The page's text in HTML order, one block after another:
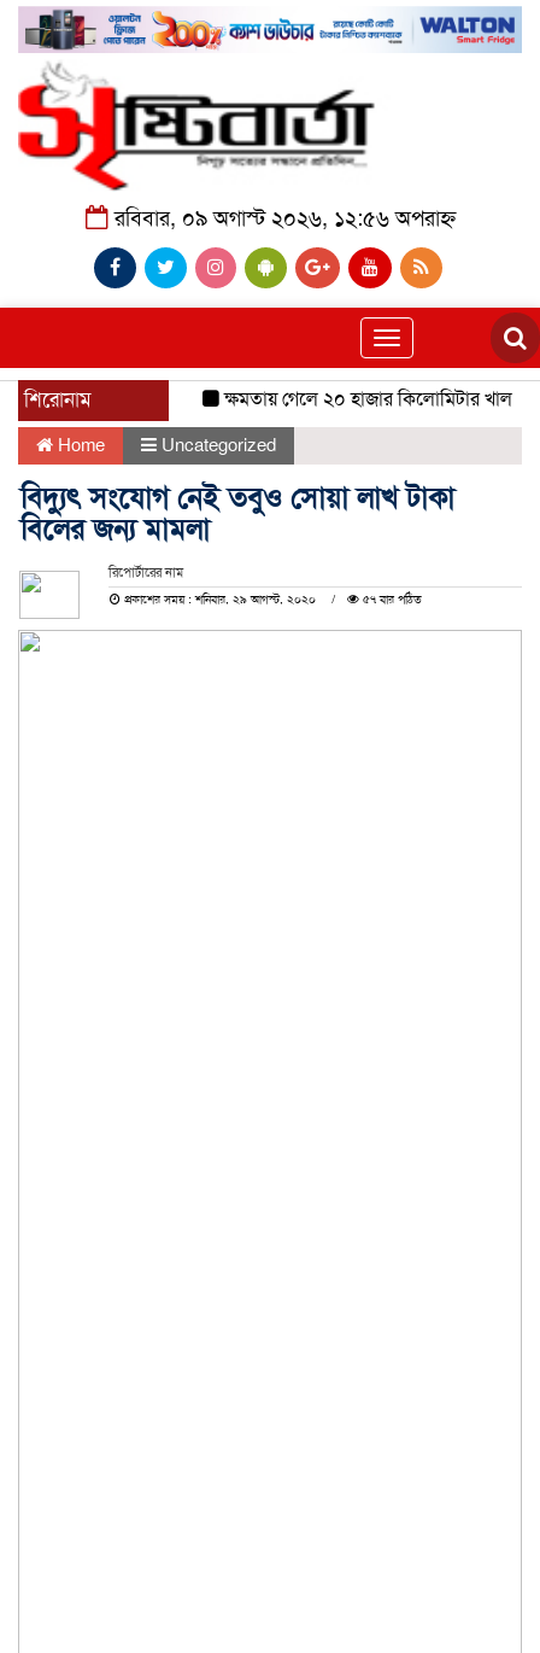
রবিবার, ০৯ অগাস্ট ২০২৬, ১২:৫৬ অপরাহ্ন
Toggle
navigation
শিরোনাম ক্ষমতায় গেলে ২০ হাজার কিলোমিটার খাল খনন
Home Uncategorized
বিদ্যুৎ সংযোগ নেই তবুও সোয়া লাখ টাকা
বিলের জন্য মামলা
রিপোর্টারের নাম
প্রকাশের সময় : শনিবার, ২৯ আগস্ট, ২০২০
৫৭ বার পঠিত